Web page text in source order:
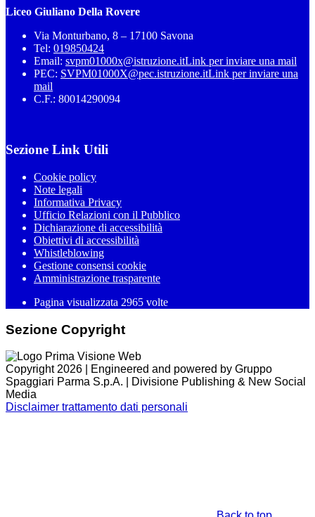
Liceo Giuliano Della Rovere
Via Monturbano, 8 – 17100 Savona
Tel: 019850424
Email: svpm01000x@istruzione.itLink per inviare una mail
PEC: SVPM01000X@pec.istruzione.itLink per inviare una
mail
C.F.: 80014290094
Sezione Link Utili
Cookie policy
Note legali
Informativa Privacy
Ufficio Relazioni con il Pubblico
Dichiarazione di accessibilità
Obiettivi di accessibilità
Whistleblowing
Gestione consensi cookie
Amministrazione trasparente
Pagina visualizzata 2965 volte
Sezione Copyright
Copyright 2026 | Engineered and powered by Gruppo
Spaggiari Parma S.p.A. | Divisione Publishing & New Social
Media
Disclaimer trattamento dati personali